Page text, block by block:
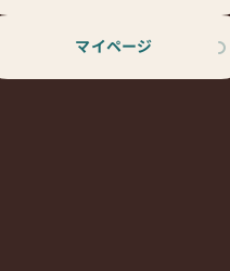
マイページ